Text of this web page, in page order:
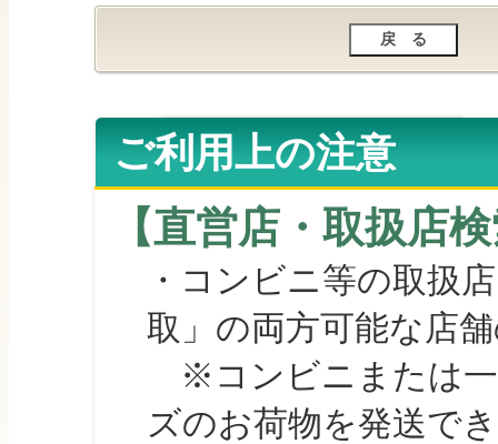
ご利用上の注意
【直営店・取扱店
・コンビニ等の取扱
取」の両方可能な店
※コンビニまたは一
ズのお荷物を発送で